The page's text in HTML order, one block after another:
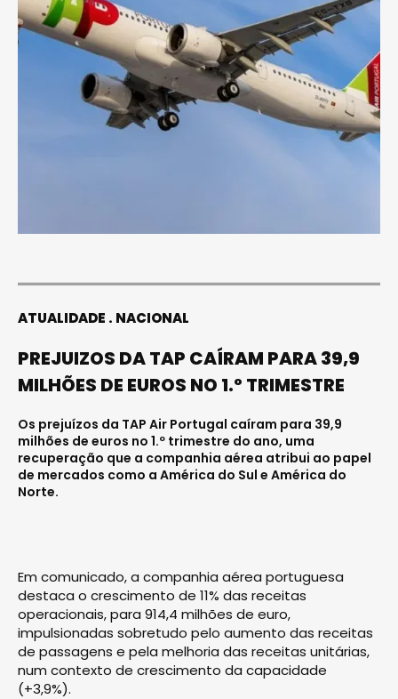
ATUALIDADE NACIONAL
PREJUIZOS DA TAP CAÍRAM PARA 39,9
MILHÕES DE EUROS NO 1.º TRIMESTRE
Os prejuízos da TAP Air Portugal caíram para 39,9
milhões de euros no 1.º trimestre do ano, uma
recuperação que a companhia aérea atribui ao papel
de mercados como a América do Sul e América do
Norte.
Em comunicado, a companhia aérea portuguesa
destaca o crescimento de 11% das receitas
operacionais, para 914,4 milhões de euro,
impulsionadas sobretudo pelo aumento das receitas
de passagens e pela melhoria das receitas unitárias,
num contexto de crescimento da capacidade
(+3,9%).